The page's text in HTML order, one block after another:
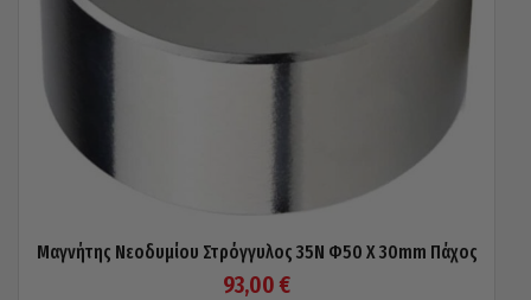
Μαγνήτης Νεοδυμίου Στρόγγυλος 35N Φ50 X 30mm Πάχος
93,00 €